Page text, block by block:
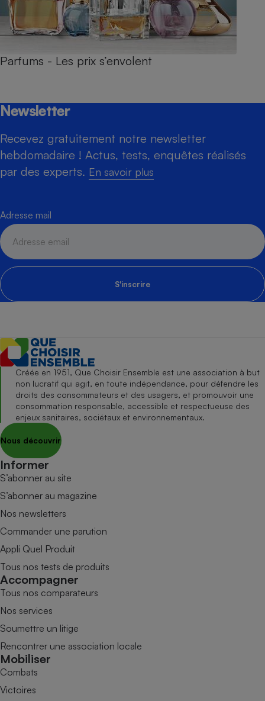
Parfums - Les prix s’envolent
Newsletter
Recevez gratuitement notre newsletter
hebdomadaire ! Actus, tests, enquêtes réalisés
par des experts. En savoir plus
Adresse mail
S'inscrire
Créée en 1951, Que Choisir Ensemble est une association à but
non lucratif qui agit, en toute indépendance, pour défendre les
droits des consommateurs et des usagers, et promouvoir une
consommation responsable, accessible et respectueuse des
enjeux sanitaires, sociétaux et environnementaux.
Nous découvrir
Informer
S’abonner au site
S’abonner au magazine
Nos newsletters
Commander une parution
Appli Quel Produit
Tous nos tests de produits
Accompagner
Tous nos comparateurs
Nos services
Soumettre un litige
Rencontrer une association locale
Mobiliser
Combats
Victoires